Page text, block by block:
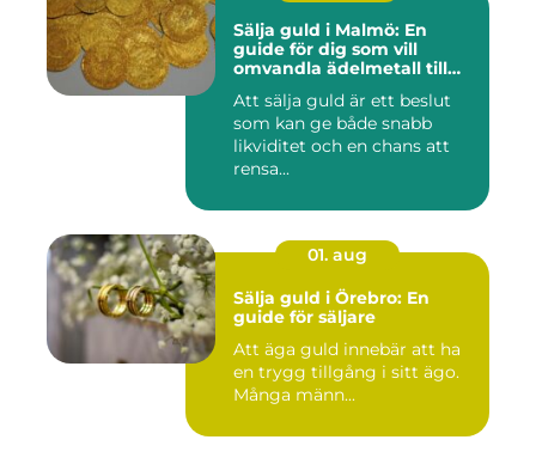
Sälja guld i Malmö: En
guide för dig som vill
omvandla ädelmetall till
Att sälja guld är ett beslut
som kan ge både snabb
likviditet och en chans att
rensa...
01. aug
Sälja guld i Örebro: En
guide för säljare
Att äga guld innebär att ha
en trygg tillgång i sitt ägo.
Många männ...